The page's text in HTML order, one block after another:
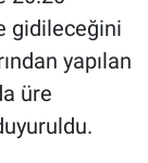
gidileceğini
yapılan
üre